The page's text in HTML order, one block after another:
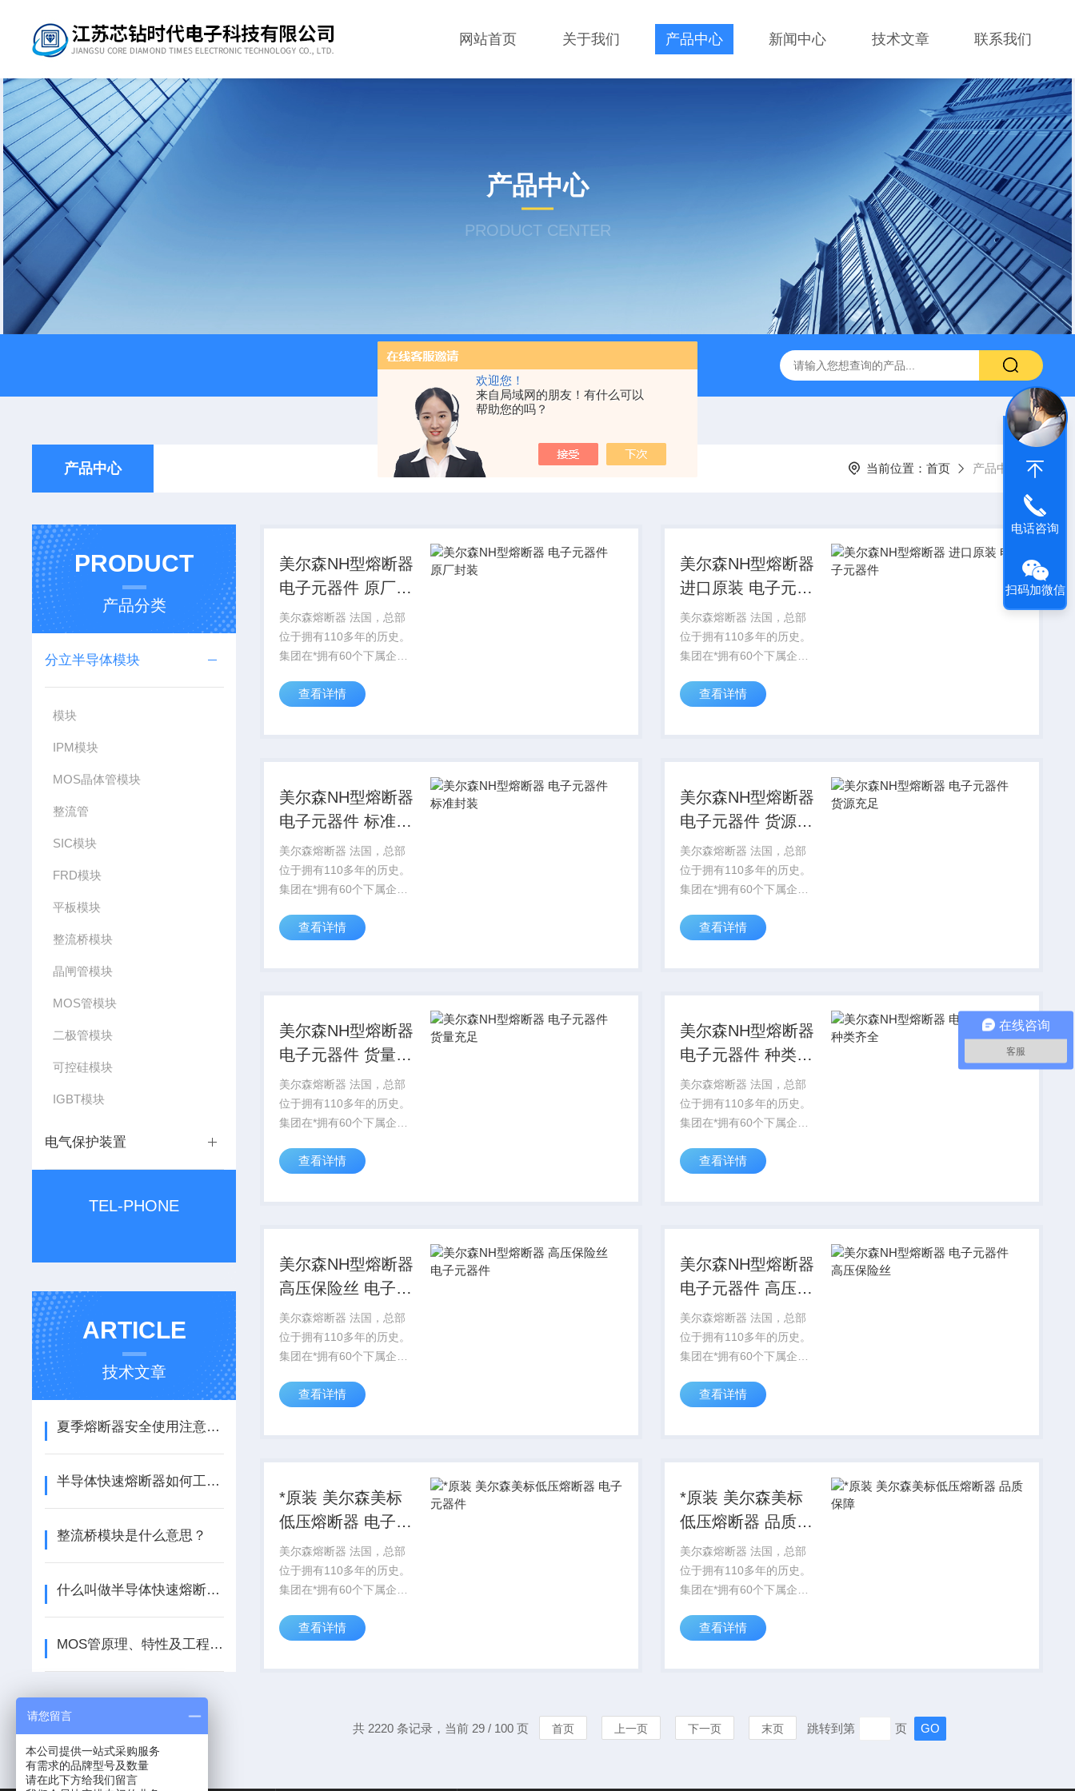
欢迎您！
来自局域网的朋友！有什么可以
帮助您的吗？
网站首页 关于我们 产品中心 新闻中心 技术文章 联系我们
产品中心
PRODUCT CENTER
产品中心 当前位置： 首页 产品中心
PRODUCT
产品分类
分立半导体模块
模块
IPM模块
MOS晶体管模块
整流管
SIC模块
FRD模块
平板模块
整流桥模块
晶闸管模块
MOS管模块
二极管模块
可控硅模块
IGBT模块
电气保护装置
TEL-PHONE
ARTICLE
技术文章
夏季熔断器安全使用注意事项
半导体快速熔断器如何工作？
整流桥模块是什么意思？
什么叫做半导体快速熔断器？
MOS管原理、特性及工程应用全解析
美尔森NH型熔断器
电子元器件 原厂封
装
美尔森熔断器 法国，总部
位于拥有110多年的历史。
集团在*拥有60个下属企
NH型熔断器 电子元器件 原
查看详情
美尔森NH型熔断器
进口原装 电子元器
件
美尔森熔断器 法国，总部
位于拥有110多年的历史。
集团在*拥有60个下属企
NH型熔断器 进口原装 电子
查看详情
美尔森NH型熔断器
电子元器件 标准封
装
美尔森熔断器 法国，总部
位于拥有110多年的历史。
集团在*拥有60个下属企
NH型熔断器 电子元器件 标
查看详情
美尔森NH型熔断器
电子元器件 货源充
足
美尔森熔断器 法国，总部
位于拥有110多年的历史。
集团在*拥有60个下属企
NH型熔断器 电子元器件 货
查看详情
美尔森NH型熔断器
电子元器件 货量充
足
美尔森熔断器 法国，总部
位于拥有110多年的历史。
集团在*拥有60个下属企
NH型熔断器 电子元器件 货
查看详情
美尔森NH型熔断器
电子元器件 种类齐
全
美尔森熔断器 法国，总部
位于拥有110多年的历史。
集团在*拥有60个下属企
NH型熔断器 电子元器件 种
查看详情
美尔森NH型熔断器
高压保险丝 电子元
器件
美尔森熔断器 法国，总部
位于拥有110多年的历史。
集团在*拥有60个下属企
NH型熔断器 高压保险丝 电
查看详情
美尔森NH型熔断器
电子元器件 高压保
险丝
美尔森熔断器 法国，总部
位于拥有110多年的历史。
集团在*拥有60个下属企
NH型熔断器 电子元器件 高
查看详情
*原装 美尔森美标
低压熔断器 电子元
器件
美尔森熔断器 法国，总部
位于拥有110多年的历史。
集团在*拥有60个下属企
美尔森美标低压熔断器 电
查看详情
*原装 美尔森美标
低压熔断器 品质保
障
美尔森熔断器 法国，总部
位于拥有110多年的历史。
集团在*拥有60个下属企
美尔森美标低压熔断器 品
查看详情
共 2220 条记录，当前 29 / 100 页 首页 上一页 下一页 末页 跳转到第 页
电话咨询
扫码加微信
在线咨询
客服
请您留言
本公司提供一站式采购服务
有需求的品牌型号及数量
请在此下方给我们留言